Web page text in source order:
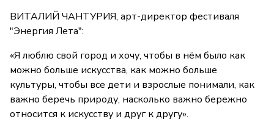
ВИТАЛИЙ ЧАНТУРИЯ, арт-директор фестиваля
"Энергия Лета":
«Я люблю свой город и хочу, чтобы в нём было как
можно больше искусства, как можно больше
культуры, чтобы все дети и взрослые понимали, как
важно беречь природу, насколько важно бережно
относится к искусству и друг к другу».